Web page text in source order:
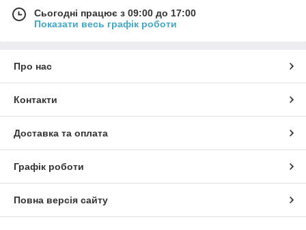
Сьогодні працює з 09:00 до 17:00
Показати весь графік роботи
Про нас
Контакти
Доставка та оплата
Графік роботи
Повна версія сайту